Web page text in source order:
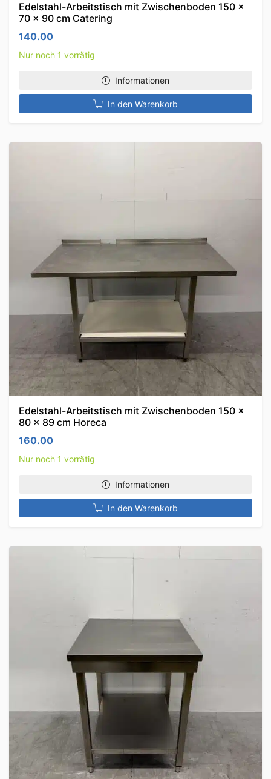
Edelstahl-Arbeitstisch mit Zwischenboden 150 x
70 x 90 cm Catering
140.00
Nur noch 1 vorrätig
Informationen
In den Warenkorb
Edelstahl-Arbeitstisch mit Zwischenboden 150 x
80 x 89 cm Horeca
160.00
Nur noch 1 vorrätig
Informationen
In den Warenkorb